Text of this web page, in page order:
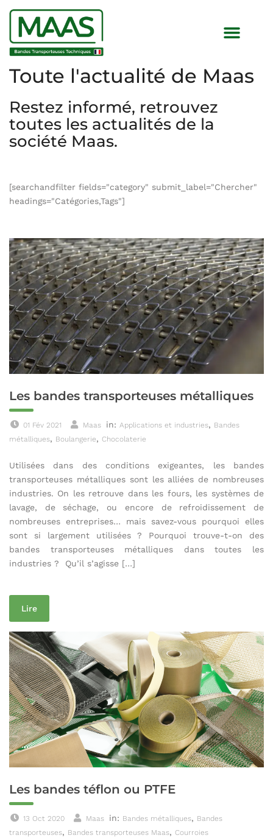
Toute l'actualité de Maas
Restez informé, retrouvez
toutes les actualités de la
société Maas.
[searchandfilter fields="category" submit_label="Chercher"
headings="Catégories,Tags"]
Les bandes transporteuses métalliques
01 Fév 2021 Maas in: Applications et industries, Bandes
métalliques, Boulangerie, Chocolaterie
Utilisées dans des conditions exigeantes, les bandes
transporteuses métalliques sont les alliées de nombreuses
industries. On les retrouve dans les fours, les systèmes de
lavage, de séchage, ou encore de refroidissement de
nombreuses entreprises… mais savez-vous pourquoi elles
sont si largement utilisées ? Pourquoi trouve-t-on des
bandes transporteuses métalliques dans toutes les
industries ? Qu’il s’agisse […]
Lire
Les bandes téflon ou PTFE
13 Oct 2020 Maas in: Bandes métalliques, Bandes
transporteuses, Bandes transporteuses Maas, Courroies